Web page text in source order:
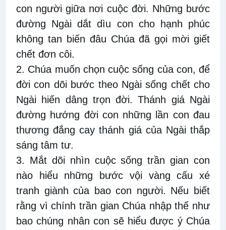
con người giữa nơi cuộc đời. Những bước
đường Ngài dắt dìu con cho hạnh phúc
không tan biến đâu Chúa đã gọi mời giết
chết đơn côi.
2. Chúa muốn chọn cuộc sống của con, để
đời con dõi bước theo Ngài sống chết cho
Ngài hiến dâng trọn đời. Thánh giá Ngài
đường hướng đời con những lần con đau
thương đắng cay thánh giá của Ngài thắp
sáng tâm tư.
3. Mắt dõi nhìn cuộc sống trần gian con
nào hiểu những bước vội vàng cấu xé
tranh giành của bao con người. Nếu biết
rằng vì chính trần gian Chúa nhập thế như
bao chúng nhân con sẽ hiểu được ý Chúa